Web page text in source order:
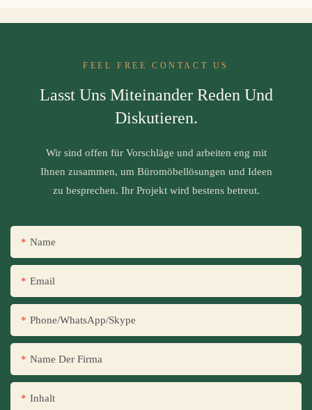
FEEL FREE CONTACT US
Lasst Uns Miteinander Reden Und
Diskutieren.
Wir sind offen für Vorschläge und arbeiten eng mit
Ihnen zusammen, um Büromöbellösungen und Ideen
zu besprechen. Ihr Projekt wird bestens betreut.
Name
Email
Phone/WhatsApp/Skype
Name Der Firma
Inhalt